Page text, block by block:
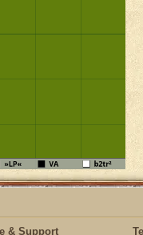
& Support